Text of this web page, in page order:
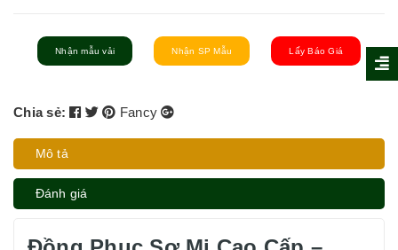
Nhận mẫu vải Nhận SP Mẫu Lấy Báo Giá
Chia sẻ: Fancy
Mô tả
Đánh giá